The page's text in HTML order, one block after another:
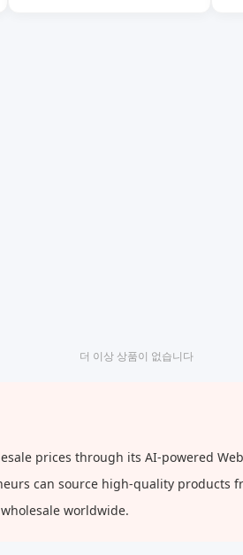
더 이상 상품이 없습니다
prices through its AI-powered
can source high-quality
worldwide.